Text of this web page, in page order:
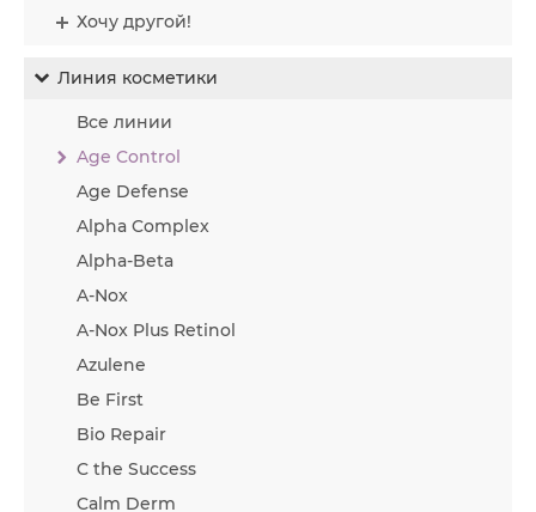
Хочу другой!
Линия косметики
Все линии
Age Control
Age Defense
Alpha Complex
Alpha-Beta
A-Nox
A-Nox Plus Retinol
Azulene
Be First
Bio Repair
C the Success
Calm Derm